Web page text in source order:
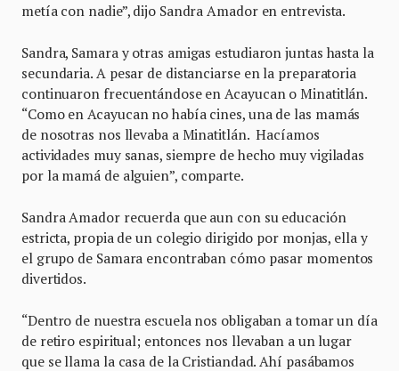
metía con nadie”, dijo Sandra Amador en entrevista.
Sandra, Samara y otras amigas estudiaron juntas hasta la
secundaria. A pesar de distanciarse en la preparatoria
continuaron frecuentándose en Acayucan o Minatitlán.
“Como en Acayucan no había cines, una de las mamás
de nosotras nos llevaba a Minatitlán. Hacíamos
actividades muy sanas, siempre de hecho muy vigiladas
por la mamá de alguien”, comparte.
Sandra Amador recuerda que aun con su educación
estricta, propia de un colegio dirigido por monjas, ella y
el grupo de Samara encontraban cómo pasar momentos
divertidos.
“Dentro de nuestra escuela nos obligaban a tomar un día
de retiro espiritual; entonces nos llevaban a un lugar
que se llama la casa de la Cristiandad. Ahí pasábamos